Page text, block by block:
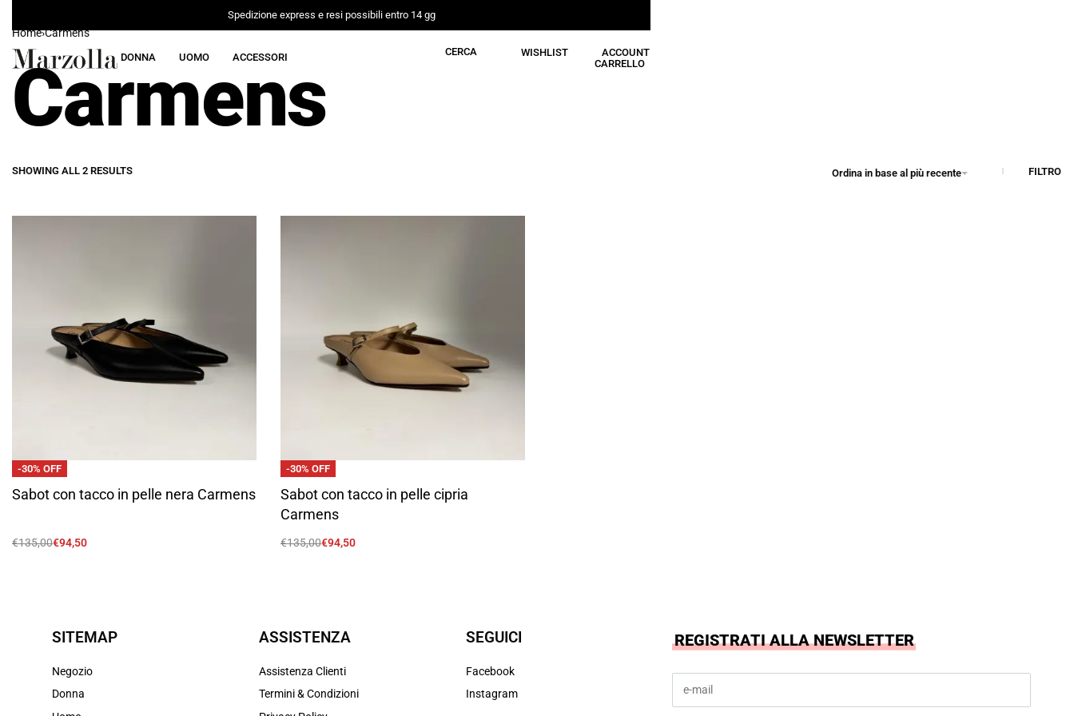
Spedizione express e resi possibili entro 14 gg
DONNA UOMO ACCESSORI CERCA WISHLIST
ACCOUNT
CARRELLO
Home›Carmens
Carmens
SHOWING ALL 2 RESULTS Ordina in base al più recente FILTRO
-30% OFF
Sabot con tacco in pelle nera Carmens
€135,00€94,50
-30% OFF
Sabot con tacco in pelle cipria
Carmens
€135,00€94,50
SITEMAP
Negozio
Donna
ASSISTENZA
Assistenza Clienti
Termini & Condizioni
SEGUICI
Facebook
Instagram
REGISTRATI ALLA NEWSLETTER